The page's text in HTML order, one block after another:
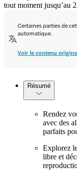
tout moment jusqu’au
Certaines parties de
automatique.
Voir le contenu
Résumé
Rendez
avec des
parfaits
Explorez
libre et